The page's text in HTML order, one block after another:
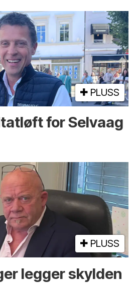
PLUSS
for Selvaag
PLUSS
legger skylden